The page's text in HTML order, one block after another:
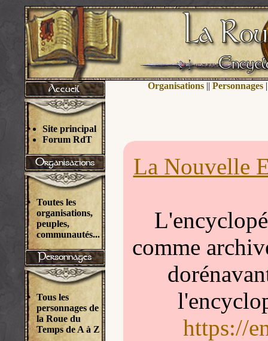
Site principal
Forum RdT
Toutes les
organisations,
peuples,
communautés...
Tous les
personnages de
la Roue du
Temps de A à Z
Organisations|| Personnages
La Nouvelle
comme
https://